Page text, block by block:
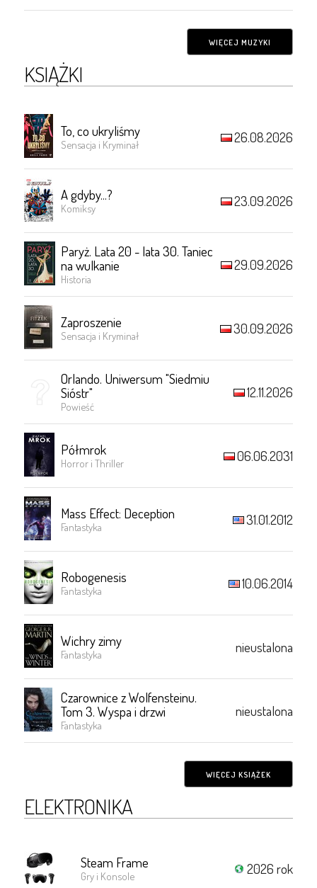
WIĘCEJ MUZYKI
KSIĄŻKI
To, co ukryliśmy
Sensacja i Kryminał 26.08.2026
A gdyby...?
Komiksy 23.09.2026
Paryż. Lata 20 - lata 30. Taniec
na wulkanie
Historia
29.09.2026
Zaproszenie
Sensacja i Kryminał 30.09.2026
Orlando. Uniwersum "Siedmiu
Sióstr"
Powieść
12.11.2026
Półmrok
Horror i Thriller 06.06.2031
Mass Effect: Deception
Fantastyka 31.01.2012
Robogenesis
Fantastyka 10.06.2014
Wichry zimy
Fantastyka nieustalona
Czarownice z Wolfensteinu.
Tom 3. Wyspa i drzwi
Fantastyka
nieustalona
WIĘCEJ KSIĄŻEK
ELEKTRONIKA
Steam Frame
Gry i Konsole 2026 rok